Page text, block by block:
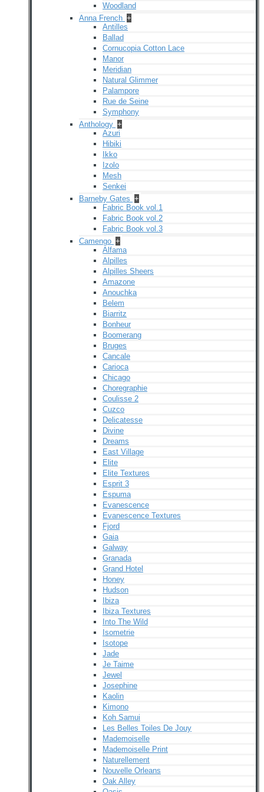
Woodland
Anna French +
Antilles
Ballad
Cornucopia Cotton Lace
Manor
Meridian
Natural Glimmer
Palampore
Rue de Seine
Symphony
Anthology +
Azuri
Hibiki
Ikko
Izolo
Mesh
Senkei
Barneby Gates +
Fabric Book vol.1
Fabric Book vol.2
Fabric Book vol.3
Camengo +
Alfama
Alpilles
Alpilles Sheers
Amazone
Anouchka
Belem
Biarritz
Bonheur
Boomerang
Bruges
Cancale
Carioca
Chicago
Choregraphie
Coulisse 2
Cuzco
Delicatesse
Divine
Dreams
East Village
Elite
Elite Textures
Esprit 3
Espuma
Evanescence
Evanescence Textures
Fjord
Gaia
Galway
Granada
Grand Hotel
Honey
Hudson
Ibiza
Ibiza Textures
Into The Wild
Isometrie
Isotope
Jade
Je Taime
Jewel
Josephine
Kaolin
Kimono
Koh Samui
Les Belles Toiles De Jouy
Mademoiselle
Mademoiselle Print
Naturellement
Nouvelle Orleans
Oak Alley